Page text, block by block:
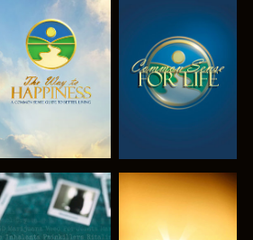
ΠΑΡΑΚΟΛΟΥΘΗΣΤΕ
ΠΑΡΑΚΟΛΟΥΘΗΣΤΕ